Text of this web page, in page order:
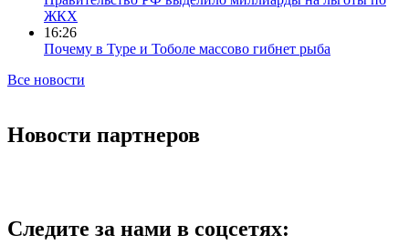
ЖКХ
16:26
Почему в Туре и Тоболе массово гибнет рыба
Все новости
Новости партнеров
Следите за нами в соцсетях: